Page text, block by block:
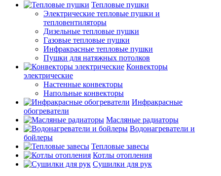
Тепловые пушки
Электрические тепловые пушки и
тепловентиляторы
Дизельные тепловые пушки
Газовые тепловые пушки
Инфракрасные тепловые пушки
Пушки для натяжных потолков
Конвекторы
электрические
Настенные конвекторы
Напольные конвекторы
Инфракрасные
обогреватели
Масляные радиаторы
Водонагреватели и
бойлеры
Тепловые завесы
Котлы отопления
Сушилки для рук